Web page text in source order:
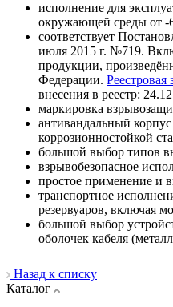
исполнение для
окружающей среды от -
соответствует
июля 2015 г. №719.
продукции,
Федерации. Реестровая
внесения в реестр:
маркировка
антивандальный
коррозионностойкой
большой выбор типов
взрывобезопасное
простое применение и
транспортное
резервуаров, включая
большой выбор
оболочек кабеля
Назад к списку
Каталог